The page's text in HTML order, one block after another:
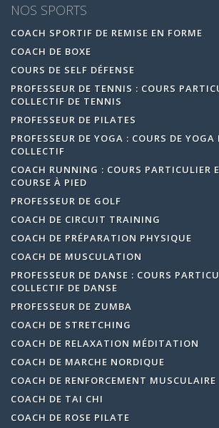
NOS SPORTS
COACH SPORTIF DE REMISE EN FORME
COACH DE BOXE
COURS DE SELF DÉFENSE
PROFESSEUR DE TENNIS : COURS
COLLECTIF DE TENNIS
PROFESSEUR DE PILATES
PROFESSEUR DE YOGA : COURS DE
COLLECTIF
COACH RUNNING : COURS PARTICULIER
COURSE À PIED
PROFESSEUR DE GOLF
COACH DE CIRCUIT TRAINING
COACH DE PRÉPARATION PHYSIQUE
COACH DE MUSCULATION
PROFESSEUR DE DANSE : COURS
COLLECTIF DE DANSE
PROFESSEUR DE ZUMBA
COACH DE STRETCHING
COACH DE RELAXATION MÉDITATION
COACH DE MARCHE NORDIQUE
COACH DE RENFORCEMENT MUSCULAIRE
COACH DE TAI CHI
COACH DE ROSE PILATE